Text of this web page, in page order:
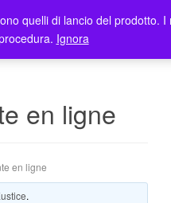
Utenti Elenco
en ligne
en ligne
.
quelli di lancio del prodotto.
Ignora